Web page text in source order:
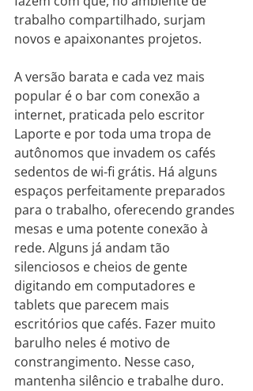
trabalho compartilhado, surjam
novos e apaixonantes projetos.
A versão barata e cada vez mais
popular é o bar com conexão a
internet, praticada pelo escritor
Laporte e por toda uma tropa de
autônomos que invadem os cafés
sedentos de wi-fi grátis. Há alguns
espaços perfeitamente preparados
para o trabalho, oferecendo grandes
mesas e uma potente conexão à
rede. Alguns já andam tão
silenciosos e cheios de gente
digitando em computadores e
tablets que parecem mais
escritórios que cafés. Fazer muito
barulho neles é motivo de
constrangimento. Nesse caso,
mantenha silêncio e trabalhe duro.